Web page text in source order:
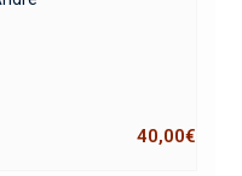
40,00€